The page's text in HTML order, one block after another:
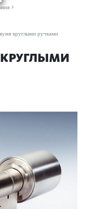
круглыми ручками
КРУГЛЫМИ